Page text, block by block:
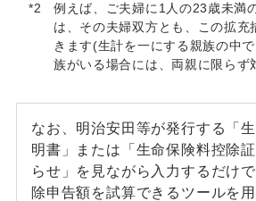
*2
例えば、ご夫婦に1人の23歳未満
は、その夫婦双方とも、この拡充
きます(生計を一にする親族の中
族がいる場合には、両親に限らず
なお、明治安田等が発行する「
明書」または「生命保険料控除
らせ」を見ながら入力するだけ
除申告額を試算できるツールを